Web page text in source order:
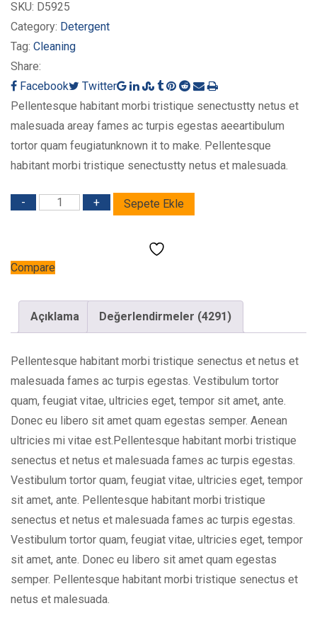
2.74
aldı
SKU: D5925
Category: Detergent
Tag: Cleaning
Share:
Facebook
Twitter Google+
LinkedIn
StumbleUpon
Tumblr
Pinterest
RedditShare
via
Email
Print
Pellentesque habitant morbi tristique senectustty netus et
malesuada areay fames ac turpis egestas aeeartibulum
tortor quam feugiatunknown it to make. Pellentesque
habitant morbi tristique senectustty netus et malesuada.
Quantity Sepete Ekle
Compare
Açıklama Değerlendirmeler (4291)
Pellentesque habitant morbi tristique senectus et netus et
malesuada fames ac turpis egestas. Vestibulum tortor
quam, feugiat vitae, ultricies eget, tempor sit amet, ante.
Donec eu libero sit amet quam egestas semper. Aenean
ultricies mi vitae est.Pellentesque habitant morbi tristique
senectus et netus et malesuada fames ac turpis egestas.
Vestibulum tortor quam, feugiat vitae, ultricies eget, tempor
sit amet, ante. Pellentesque habitant morbi tristique
senectus et netus et malesuada fames ac turpis egestas.
Vestibulum tortor quam, feugiat vitae, ultricies eget, tempor
sit amet, ante. Donec eu libero sit amet quam egestas
semper. Pellentesque habitant morbi tristique senectus et
netus et malesuada.